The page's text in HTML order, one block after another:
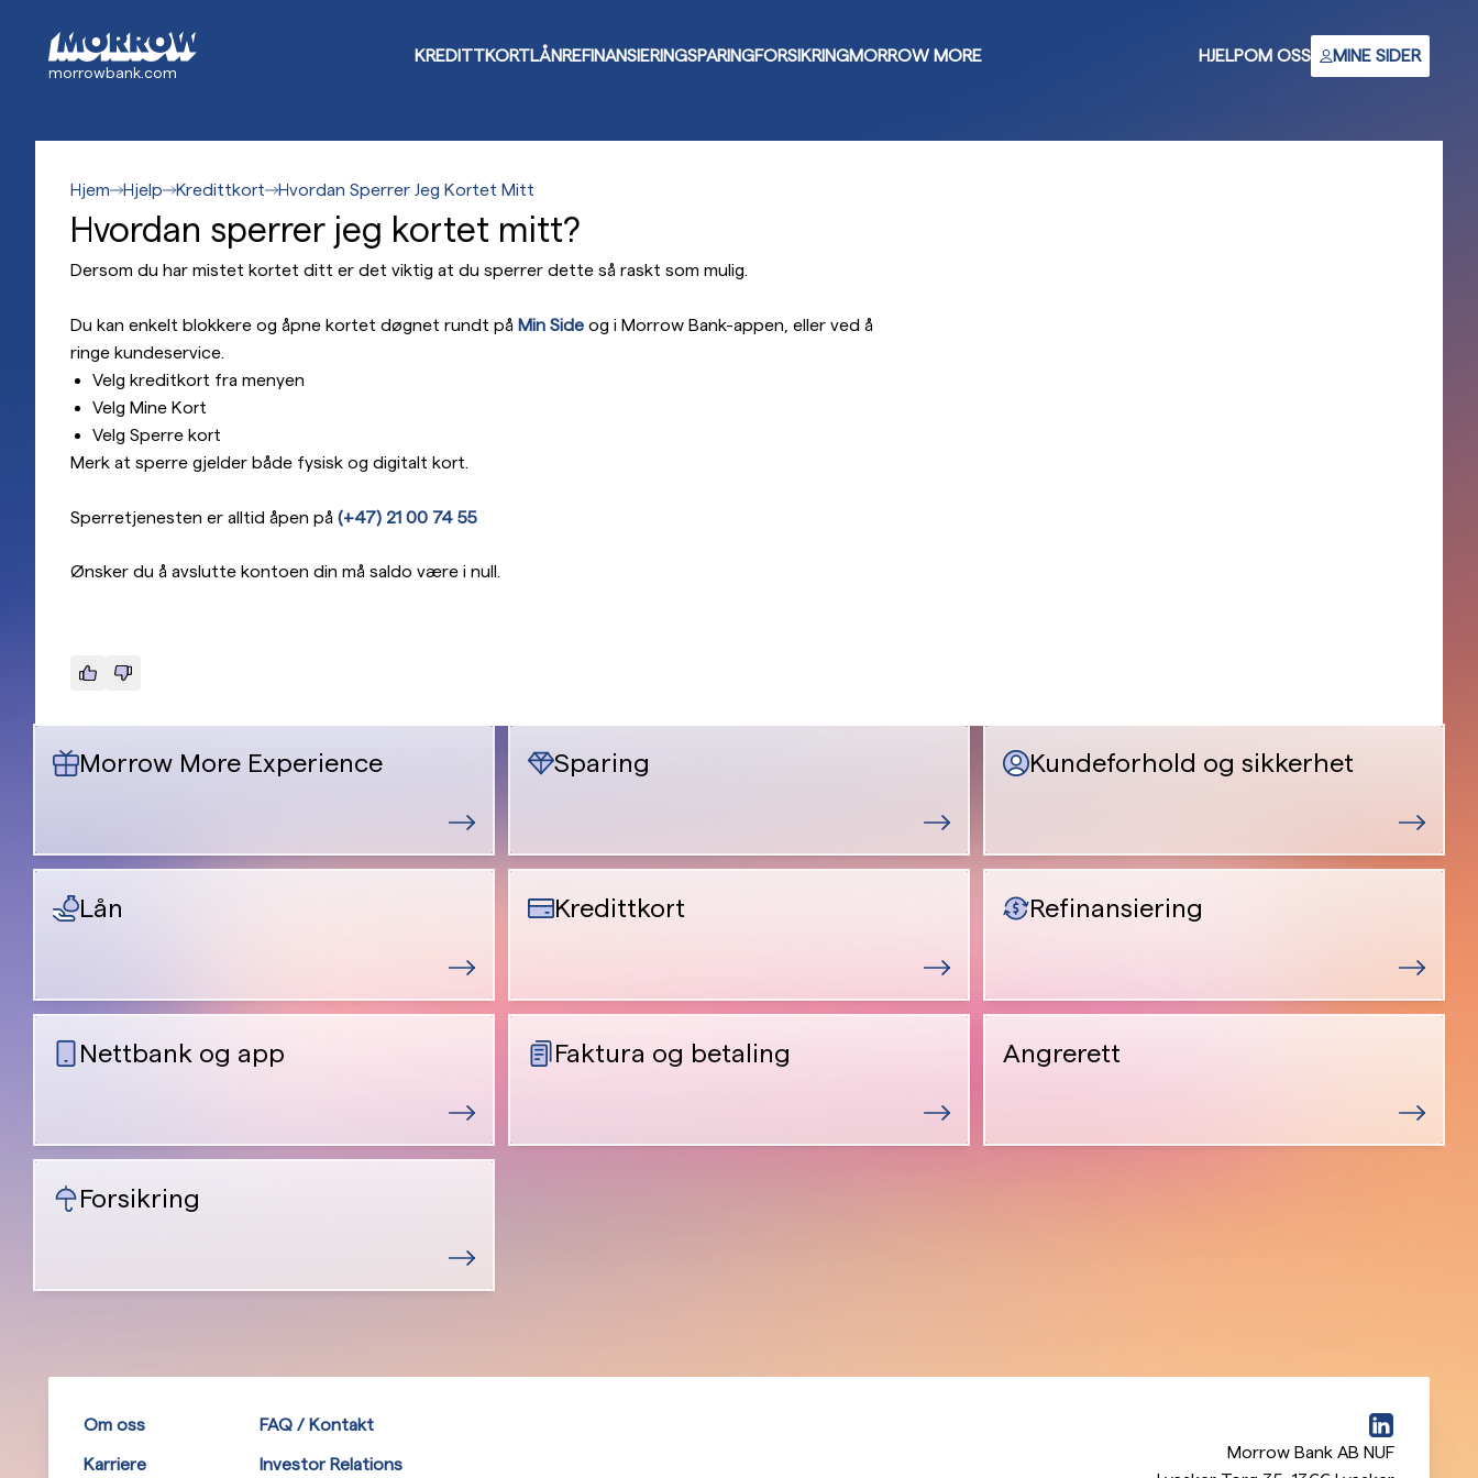
hovedinnhold
morrowbank.com
KREDITTKORTLÅNREFINANSIERINGSPARINGFORSIKRINGMORROW MORE HJELPOM OSS MINE SIDER
Hjem Hjelp Kredittkort Hvordan Sperrer Jeg Kortet Mitt
Hvordan sperrer jeg kortet mitt?
Dersom du har mistet kortet ditt er det viktig at du sperrer dette så raskt som mulig.
Du kan enkelt blokkere og åpne kortet døgnet rundt på Min Side og i Morrow Bank-appen, eller ved å
ringe kundeservice.
Velg kreditkort fra menyen
Velg Mine Kort
Velg Sperre kort
Merk at sperre gjelder både fysisk og digitalt kort.
Sperretjenesten er alltid åpen på (+47) 21 00 74 55
Ønsker du å avslutte kontoen din må saldo være i null.
Morrow More Experience Sparing Kundeforhold og sikkerhet
Lån Kredittkort Refinansiering
Nettbank og app Faktura og betaling Angrerett
Forsikring
Om oss FAQ / Kontakt
Karriere Investor Relations
Morrow Bank AB NUF